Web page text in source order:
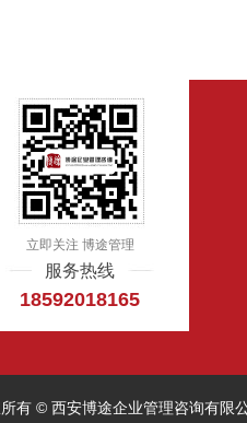
立即关注 博途管理
服务热线
18592018165
所有 © 西安博途企业管理咨询有